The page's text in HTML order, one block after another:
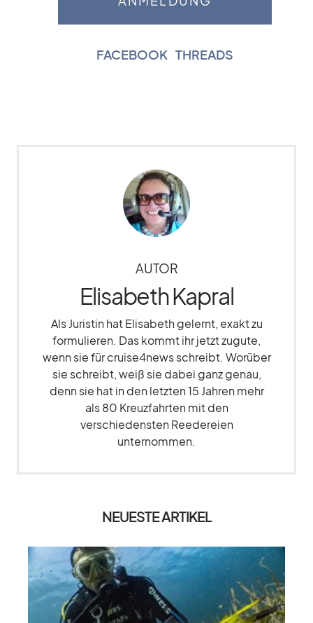
FACEBOOK THREADS
AUTOR
Elisabeth Kapral
Als Juristin hat Elisabeth gelernt, exakt zu
formulieren. Das kommt ihr jetzt zugute,
wenn sie für cruise4news schreibt. Worüber
sie schreibt, weiß sie dabei ganz genau,
denn sie hat in den letzten 15 Jahren mehr
als 80 Kreuzfahrten mit den
verschiedensten Reedereien
unternommen.
NEUESTE ARTIKEL